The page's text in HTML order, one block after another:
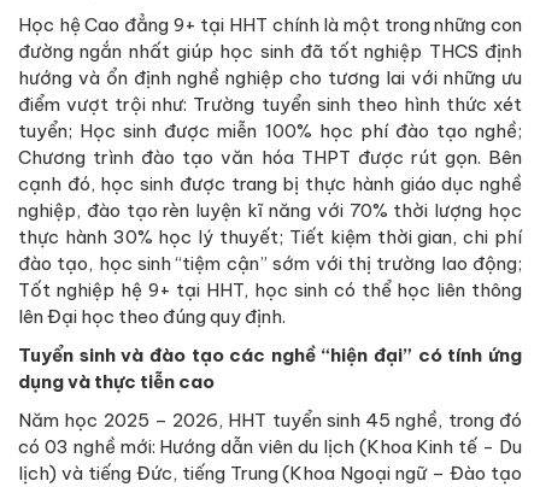
Học hệ Cao đẳng 9+ tại HHT chính là một trong những con
đường ngắn nhất giúp học sinh đã tốt nghiệp THCS định
hướng và ổn định nghề nghiệp cho tương lai với những ưu
điểm vượt trội như: Trường tuyển sinh theo hình thức xét
tuyển; Học sinh được miễn 100% học phí đào tạo nghề;
Chương trình đào tạo văn hóa THPT được rút gọn. Bên
cạnh đó, học sinh được trang bị thực hành giáo dục nghề
nghiệp, đào tạo rèn luyện kĩ năng với 70% thời lượng học
thực hành 30% học lý thuyết; Tiết kiệm thời gian, chi phí
đào tạo, học sinh “tiệm cận” sớm với thị trường lao động;
Tốt nghiệp hệ 9+ tại HHT, học sinh có thể học liên thông
lên Đại học theo đúng quy định.
Tuyển sinh và đào tạo các nghề “hiện đại” có tính ứng
dụng và thực tiễn cao
Năm học 2025 – 2026, HHT tuyển sinh 45 nghề, trong đó
có 03 nghề mới: Hướng dẫn viên du lịch (Khoa Kinh tế - Du
lịch) và tiếng Đức, tiếng Trung (Khoa Ngoại ngữ – Đào tạo